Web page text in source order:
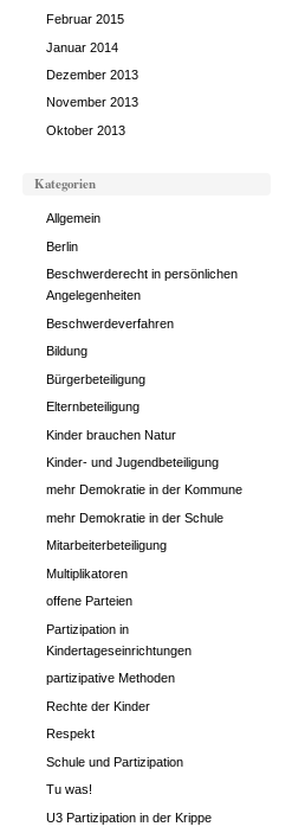
Februar 2015
Januar 2014
Dezember 2013
November 2013
Oktober 2013
Kategorien
Allgemein
Berlin
Beschwerderecht in persönlichen
Angelegenheiten
Beschwerdeverfahren
Bildung
Bürgerbeteiligung
Elternbeteiligung
Kinder brauchen Natur
Kinder- und Jugendbeteiligung
mehr Demokratie in der Kommune
mehr Demokratie in der Schule
Mitarbeiterbeteiligung
Multiplikatoren
offene Parteien
Partizipation in
Kindertageseinrichtungen
partizipative Methoden
Rechte der Kinder
Respekt
Schule und Partizipation
Tu was!
U3 Partizipation in der Krippe